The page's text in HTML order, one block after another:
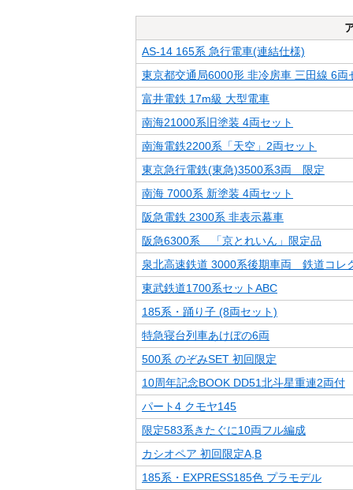
AS-14 165系 急行電車(連結仕様)
東京都交通局6000形 非冷房車 三田線 6両
富井電鉄 17m級 大型電車
南海21000系旧塗装 4両セット
南海電鉄2200系「天空」2両セット
東京急行電鉄(東急)3500系3両 限定
南海 7000系 新塗装 4両セット
阪急電鉄 2300系 非表示幕車
阪急6300系 「京とれいん」限定品
泉北高速鉄道 3000系後期車両 鉄道コレ
東武鉄道1700系セットABC
185系・踊り子 (8両セット)
特急寝台列車あけぼの6両
500系 のぞみSET 初回限定
10周年記念BOOK DD51北斗星重連2両付
パート4 クモヤ145
限定583系きたぐに10両フル編成
カシオペア 初回限定A,B
185系・EXPRESS185色 プラモデル